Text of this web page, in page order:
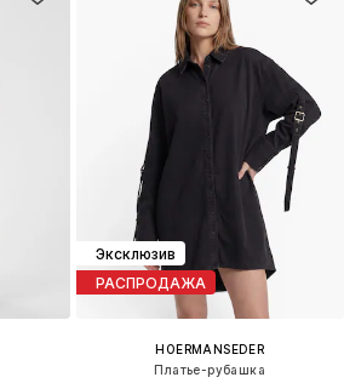
Эксклюзив
РАСПРОДАЖА
HOERMANSEDER
Платье-рубашка